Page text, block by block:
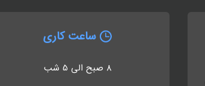
ساعت کاری
8 صبح الی 5 شب